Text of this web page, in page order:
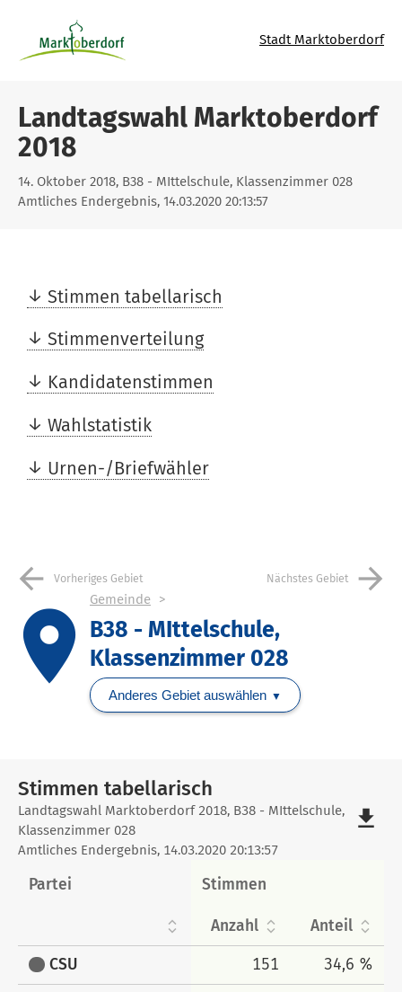
Stadt Marktoberdorf
Landtagswahl Marktoberdorf
2018
14. Oktober 2018, B38 - MIttelschule, Klassenzimmer 028
Amtliches Endergebnis, 14.03.2020 20:13:57
Stimmen tabellarisch
Stimmenverteilung
Kandidatenstimmen
Wahlstatistik
Urnen-/Briefwähler
arrow_back Vorheriges Gebiet Nächstes Gebiet arrow_forward
place
Gemeinde
B38 - MIttelschule,
Klassenzimmer 028
Anderes Gebiet auswählen
Stimmen tabellarisch
Stimmen
tabellarisch
Landtagswahl Marktoberdorf 2018, B38 - MIttelschule,
Klassenzimmer 028
Amtliches Endergebnis, 14.03.2020 20:13:57
file_download
Partei Stimmen
Anzahl Anteil
CSU 151 34,6 %